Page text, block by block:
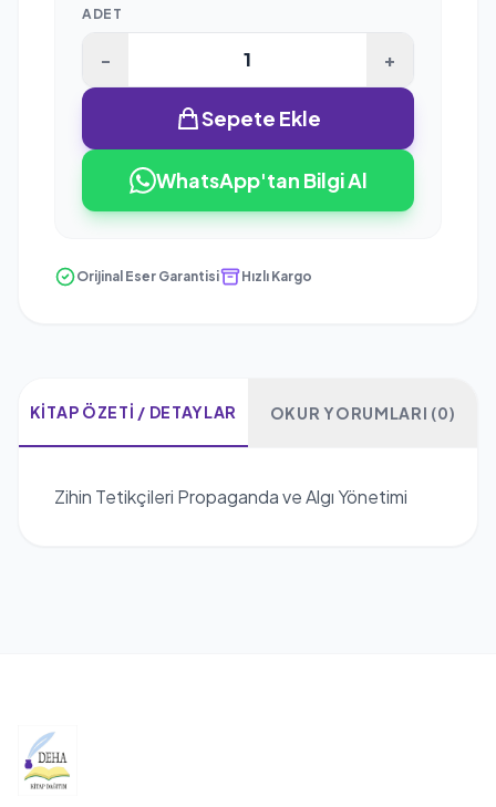
ADET
- +
Sepete Ekle
WhatsApp'tan Bilgi Al
Orijinal Eser Garantisi Hızlı Kargo
KITAP ÖZETI / DETAYLAR OKUR YORUMLARI (0)
Zihin Tetikçileri Propaganda ve Algı Yönetimi